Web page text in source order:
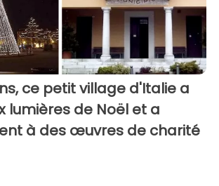
ce petit village d'Italie a
lumières de Noël et a
à des œuvres de charité